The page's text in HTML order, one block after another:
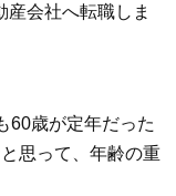
産会社へ転職しま
60歳が定年だった
思って、年齢の重